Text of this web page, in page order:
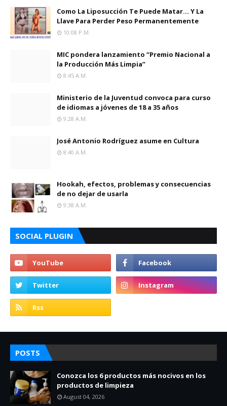
Como La Liposucción Te Puede Matar… Y La
Llave Para Perder Peso Permanentemente
10:08 P.m.
MIC pondera lanzamiento “Premio Nacional a
la Producción Más Limpia”
8:45 A.m.
Ministerio de la Juventud convoca para curso
de idiomas a jóvenes de 18 a 35 años
9:28 A.m.
José Antonio Rodríguez asume en Cultura
8:40 A.m.
Hookah, efectos, problemas y consecuencias
de no dejar de usarla
9:38 A.m.
SOCIAL PLUGIN
POSTS
Conozca los 6 productos más nocivos en los
productos de limpieza
August 04, 2026